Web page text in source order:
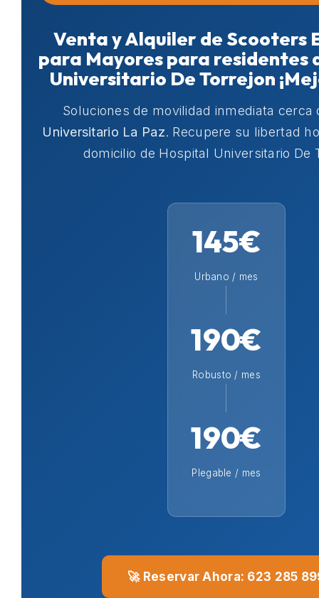
Venta y Alquiler de Scooters
para Mayores para residentes
Universitario De Torrejon
Soluciones de movilidad inmediata
Universitario La Paz. Recupere su libertad
domicilio de Hospital Universitario De
145€
Urbano / mes
190€
Robusto / mes
190€
Plegable / mes
🚀 Reservar Ahora: 623 285